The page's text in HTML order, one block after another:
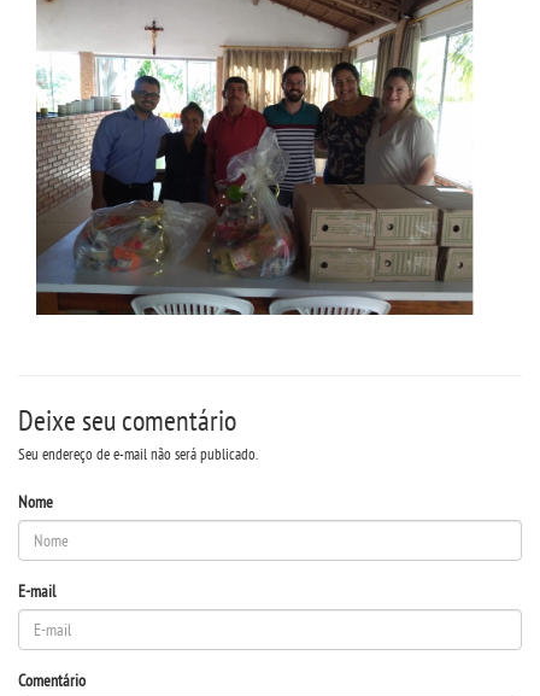
Deixe seu comentário
Seu endereço de e-mail não será publicado.
Nome
E-mail
Comentário